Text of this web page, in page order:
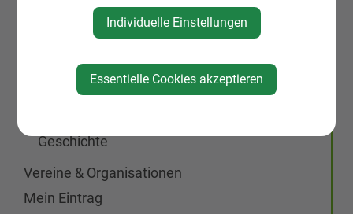
Veranstaltungen
Vereine & Organisationen
St. Michael am Bruckbach
Geschichte
Vereine & Organisationen
Mein Eintrag
Individuelle Einstellungen
Essentielle Cookies akzeptieren